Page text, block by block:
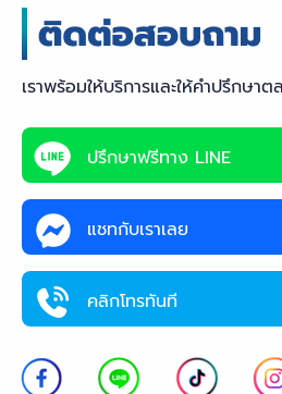
เราพร้อมให้บริการและให้คำปรึกษา
ปรึกษาฟรีทาง LINE
แชทกับเราเลย
คลิกโทรทันที